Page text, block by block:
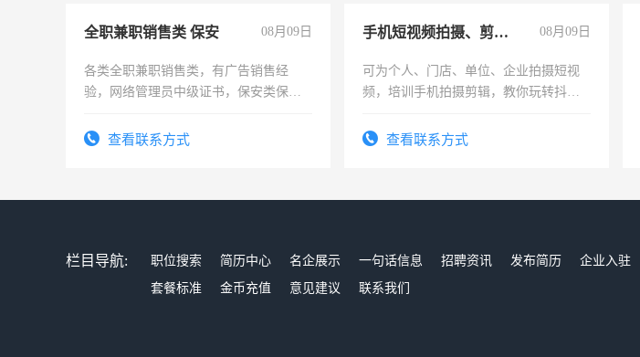
全职兼职销售类 保安 08月09日
各类全职兼职销售类，有广告销售经
验，网络管理员中级证书，保安类保安
有高低压电工证和十几年工作经验
查看联系方式
手机短视频拍摄、剪辑、抖音快手 08月09日
可为个人、门店、单位、企业拍摄短视
频，培训手机拍摄剪辑，教你玩转抖音
频，培训手机拍摄剪辑，教你玩转抖
查看联系方式
栏目导航: 职位搜索 简历中心 名企展示 一句话信息 招聘资讯 发布简历 企业入驻
套餐标准
金币充值 意见建议 联系我们